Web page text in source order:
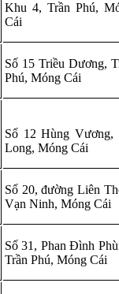
Khu 4, Trần Phú,
Cái
Số 15 Triều Dương,
Phú, Móng Cái
Số 12 Hùng Vương,
Long, Móng Cái
Số 20, đường Liên
Vạn Ninh, Móng Cái
Số 31, Phan Đình
Trần Phú, Móng Cái